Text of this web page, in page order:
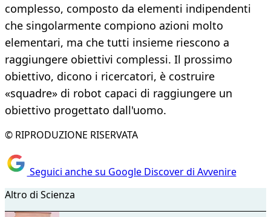
complesso, composto da elementi indipendenti
che singolarmente compiono azioni molto
elementari, ma che tutti insieme riescono a
raggiungere obiettivi complessi. Il prossimo
obiettivo, dicono i ricercatori, è costruire
«squadre» di robot capaci di raggiungere un
obiettivo progettato dall'uomo.
© RIPRODUZIONE RISERVATA
Seguici anche su Google Discover di Avvenire
Altro di Scienza